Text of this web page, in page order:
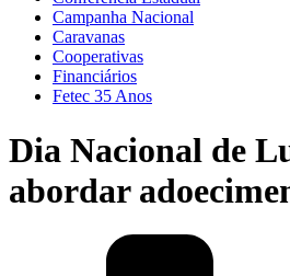
Campanha Nacional
Caravanas
Cooperativas
Financiários
Fetec 35 Anos
Dia Nacional de
abordar